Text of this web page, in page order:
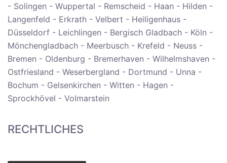
- Solingen - Wuppertal - Remscheid - Haan - Hilden -
Langenfeld - Erkrath - Velbert - Heiligenhaus -
Düsseldorf - Leichlingen - Bergisch Gladbach - Köln -
Mönchengladbach - Meerbusch - Krefeld - Neuss -
Bremen - Oldenburg - Bremerhaven - Wilhelmshaven -
Ostfriesland - Weserbergland - Dortmund - Unna -
Bochum - Gelsenkirchen - Witten - Hagen -
Sprockhövel - Volmarstein
RECHTLICHES